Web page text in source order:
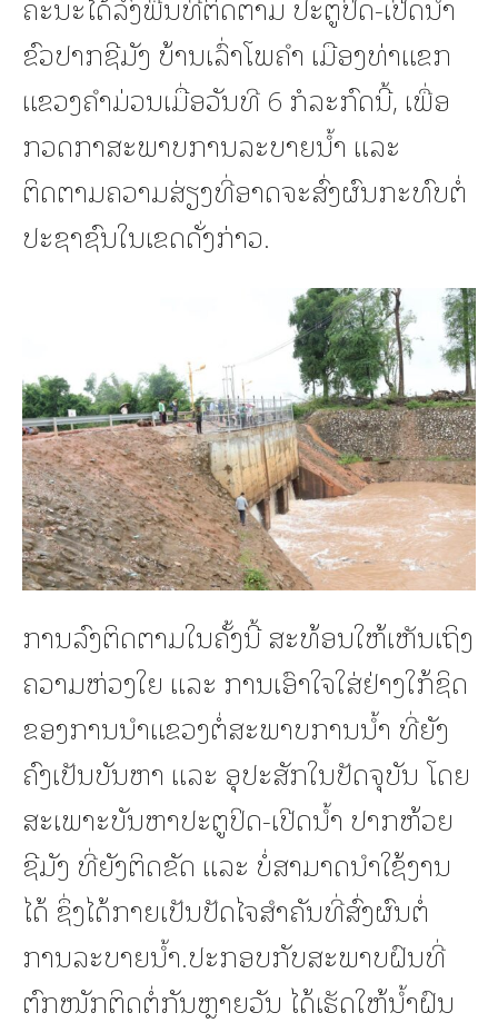
ຂົວປາກຊີມັງ ບ້ານເລົ່າໂພຄໍາ ເມືອງທ່າແຂກ
ແຂວງຄໍາມ່ວນເມື່ອວັນທີ 6 ກໍລະກົດນີ້, ເພື່ອ
ກວດກາສະພາບການລະບາຍນໍ້າ ແລະ
ຕິດຕາມຄວາມສ່ຽງທີ່ອາດຈະສົ່ງຜົນກະທົບຕໍ່
ປະຊາຊົນໃນເຂດດັ່ງກ່າວ.
ການລົງຕິດຕາມໃນຄັ້ງນີ້ ສະທ້ອນໃຫ້ເຫັນເຖິງ
ຄວາມຫ່ວງໃຍ ແລະ ການເອົາໃຈໃສ່ຢ່າງໃກ້ຊິດ
ຂອງການນໍາແຂວງຕໍ່ສະພາບການນໍ້າ ທີ່ຍັງ
ຄົງເປັນບັນຫາ ແລະ ອຸປະສັກໃນປັດຈຸບັນ ໂດຍ
ສະເພາະບັນຫາປະຕູປິດ-ເປີດນໍ້າ ປາກຫ້ວຍ
ຊີມັງ ທີ່ຍັງຕິດຂັດ ແລະ ບໍ່ສາມາດນໍາໃຊ້ງານ
ໄດ້ ຊຶ່ງໄດ້ກາຍເປັນປັດໄຈສຳຄັນທີ່ສົ່ງຜົນຕໍ່
ການລະບາຍນໍ້າ.ປະກອບກັບສະພາບຝົນທີ່
ຕົກໜັກຕິດຕໍ່ກັນຫຼາຍວັນ ໄດ້ເຮັດໃຫ້ນໍ້າຝົນ